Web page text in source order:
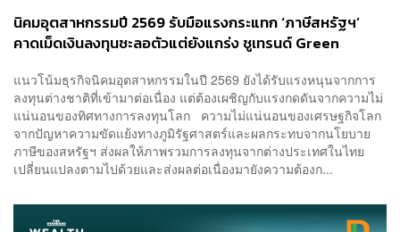
นิคมอุตสาหกรรมปี 2569 รับมือแรงกระแทก ‘ภาษีสหรัฐฯ’
คาดเม็ดเงินลงทุนชะลอตัวแต่ยังแกร่ง ชูเทรนด์ Green
EEC
แนวโน้มธุรกิจนิคมอุตสาหกรรมในปี 2569 ยังได้รับแรงหนุนจากการ
ลงทุนต่างชาติที่เข้ามาต่อเนื่อง แต่ต้องเผชิญกับแรงกดดันจากความไม่
แน่นอนของทิศทางการลงทุนโลก ความไม่แน่นอนของเศรษฐกิจโลก
จากปัญหาความขัดแย้งทางภูมิรัฐศาสตร์และผลกระทบจากนโยบาย
ภาษีของสหรัฐฯ ส่งผลให้ภาพรวมการลงทุนจากต่างประเทศในไทย
เปลี่ยนแปลงตามไปด้วยและส่งผลต่อเนื่องมายังความต้องก...